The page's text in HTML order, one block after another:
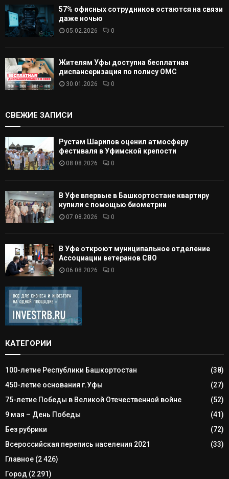
57% офисных сотрудников остаются на связи
даже ночью
05.02.2026 0
Жителям Уфы доступна бесплатная
диспансеризация по полису ОМС
30.01.2026 0
СВЕЖИЕ ЗАПИСИ
Рустам Шарипов оценил атмосферу
фестиваля в Уфимской крепости
08.08.2026 0
В Уфе впервые в Башкортостане квартиру
купили с помощью биометрии
07.08.2026 0
В Уфе откроют муниципальное отделение
Ассоциации ветеранов СВО
06.08.2026 0
КАТЕГОРИИ
100-летие Республики Башкортостан
(38)
450-летие основания г.Уфы
(27)
75-летие Победы в Великой Отечественной войне
(52)
9 мая – День Победы
(41)
Без рубрики
(72)
Всероссийская перепись населения 2021
(33)
Главное (2 426)
Город (2 291)